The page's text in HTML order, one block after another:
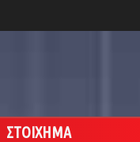
ΣΤΟΙΧΗΜΑ